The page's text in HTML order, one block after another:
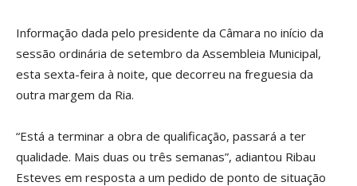
Informação dada pelo presidente da Câmara no início da
sessão ordinária de setembro da Assembleia Municipal,
esta sexta-feira à noite, que decorreu na freguesia da
outra margem da Ria.
“Está a terminar a obra de qualificação, passará a ter
qualidade. Mais duas ou três semanas”, adiantou Ribau
Esteves em resposta a um pedido de ponto de situação